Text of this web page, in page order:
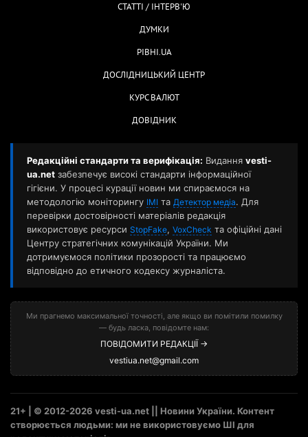
СТАТТІ / ІНТЕРВ'Ю
ДУМКИ
РІВНІ.UA
ДОСЛІДНИЦЬКИЙ ЦЕНТР
КУРС ВАЛЮТ
ДОВІДНИК
Редакційні стандарти та верифікація: Видання vesti-
ua.net забезпечує високі стандарти інформаційної
гігієни. У процесі курації новин ми спираємося на
методологію моніторингу ІМІ та Детектор медіа. Для
перевірки достовірності матеріалів редакція
використовує ресурси StopFake, VoxCheck та офіційні дані
Центру стратегічних комунікацій України. Ми
дотримуємося політики прозорості та працюємо
відповідно до етичного кодексу журналіста.
Ми прагнемо максимальної точності, але якщо ви помітили помилку
— будь ласка, повідомте нам:
ПОВІДОМИТИ РЕДАКЦІЇ →
vestiua.net@gmail.com
21+ | © 2012-2026 vesti-ua.net || Новини України. Контент
створюється людьми: ми не використовуємо ШІ для